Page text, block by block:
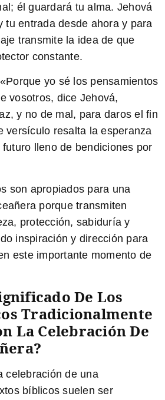
él guardará tu alma. Jehová
tu entrada desde ahora y para
transmite la idea de que
constante.
«Porque yo sé los pensamientos
vosotros, dice Jehová,
y no de mal, para daros el fin
versículo resalta la esperanza
lleno de bendiciones por
son apropiados para una
porque transmiten
protección, sabiduría y
inspiración y dirección para
este importante momento de
De Los
Tradicionalmente
La Celebración De
celebración de una
bíblicos suelen ser